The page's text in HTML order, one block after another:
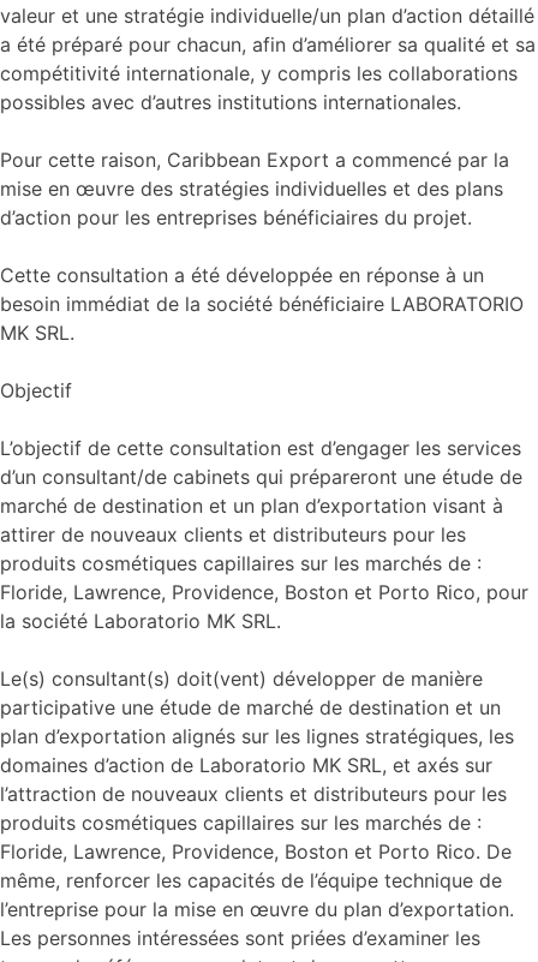
valeur et une stratégie individuelle/un plan d’action détaillé
a été préparé pour chacun, afin d’améliorer sa qualité et sa
compétitivité internationale, y compris les collaborations
possibles avec d’autres institutions internationales.
Pour cette raison, Caribbean Export a commencé par la
mise en œuvre des stratégies individuelles et des plans
d’action pour les entreprises bénéficiaires du projet.
Cette consultation a été développée en réponse à un
besoin immédiat de la société bénéficiaire LABORATORIO
MK SRL.
Objectif
L’objectif de cette consultation est d’engager les services
d’un consultant/de cabinets qui prépareront une étude de
marché de destination et un plan d’exportation visant à
attirer de nouveaux clients et distributeurs pour les
produits cosmétiques capillaires sur les marchés de :
Floride, Lawrence, Providence, Boston et Porto Rico, pour
la société Laboratorio MK SRL.
Le(s) consultant(s) doit(vent) développer de manière
participative une étude de marché de destination et un
plan d’exportation alignés sur les lignes stratégiques, les
domaines d’action de Laboratorio MK SRL, et axés sur
l’attraction de nouveaux clients et distributeurs pour les
produits cosmétiques capillaires sur les marchés de :
Floride, Lawrence, Providence, Boston et Porto Rico. De
même, renforcer les capacités de l’équipe technique de
l’entreprise pour la mise en œuvre du plan d’exportation.
Les personnes intéressées sont priées d’examiner les